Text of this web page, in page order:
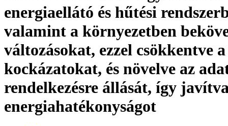
energiaellátó és hűtési
valamint a környezetben
változásokat, ezzel csökkentve a
kockázatokat, és növelve az
rendelkezésre állását, így
energiahatékonyságot